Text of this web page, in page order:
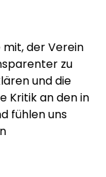
der Verein
zu
und die
Kritik an den in
fühlen uns